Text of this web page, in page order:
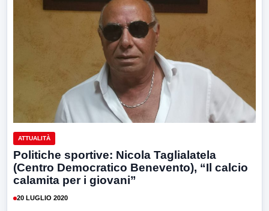
ATTUALITÀ
Politiche sportive: Nicola Taglialatela
(Centro Democratico Benevento), “Il calcio
calamita per i giovani”
20 LUGLIO 2020